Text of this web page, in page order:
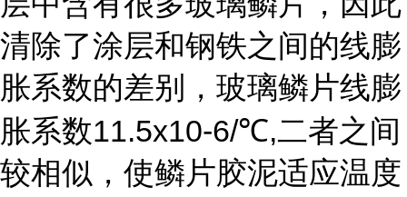
清除了涂层和钢铁之间的线膨
胀系数的差别，玻璃鳞片线膨
胀系数11.5x10-6/℃,二者之间
较相似，使鳞片胶泥适应温度